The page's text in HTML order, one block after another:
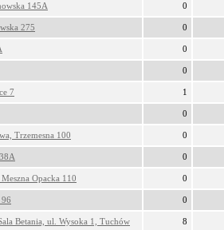
145A 0
275 0
0
0
7 1
0
Trzemesna 100 0
0
Opacka 110 0
96 0
Betania, ul. Wysoka 1, Tuchów 8